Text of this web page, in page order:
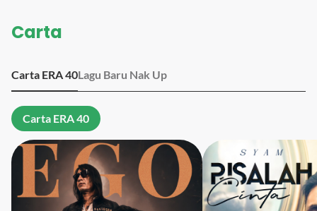
Carta
Carta ERA 40Lagu Baru Nak Up
Carta ERA 40